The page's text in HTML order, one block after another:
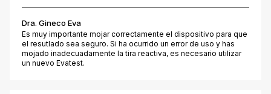
Dra. Gineco Eva
Es muy importante mojar correctamente el dispositivo para que
el resutlado sea seguro. Si ha ocurrido un error de uso y has
mojado inadecuadamente la tira reactiva, es necesario utilizar
un nuevo Evatest.